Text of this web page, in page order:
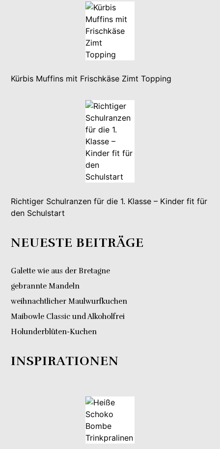
Kürbis Muffins mit Frischkäse Zimt Topping
Richtiger Schulranzen für die 1. Klasse – Kinder fit für
den Schulstart
NEUESTE BEITRÄGE
Galette wie aus der Bretagne
gebrannte Mandeln
weihnachtlicher Maulwurfkuchen
Maibowle Classic und Alkoholfrei
Holunderblüten-Kuchen
INSPIRATIONEN